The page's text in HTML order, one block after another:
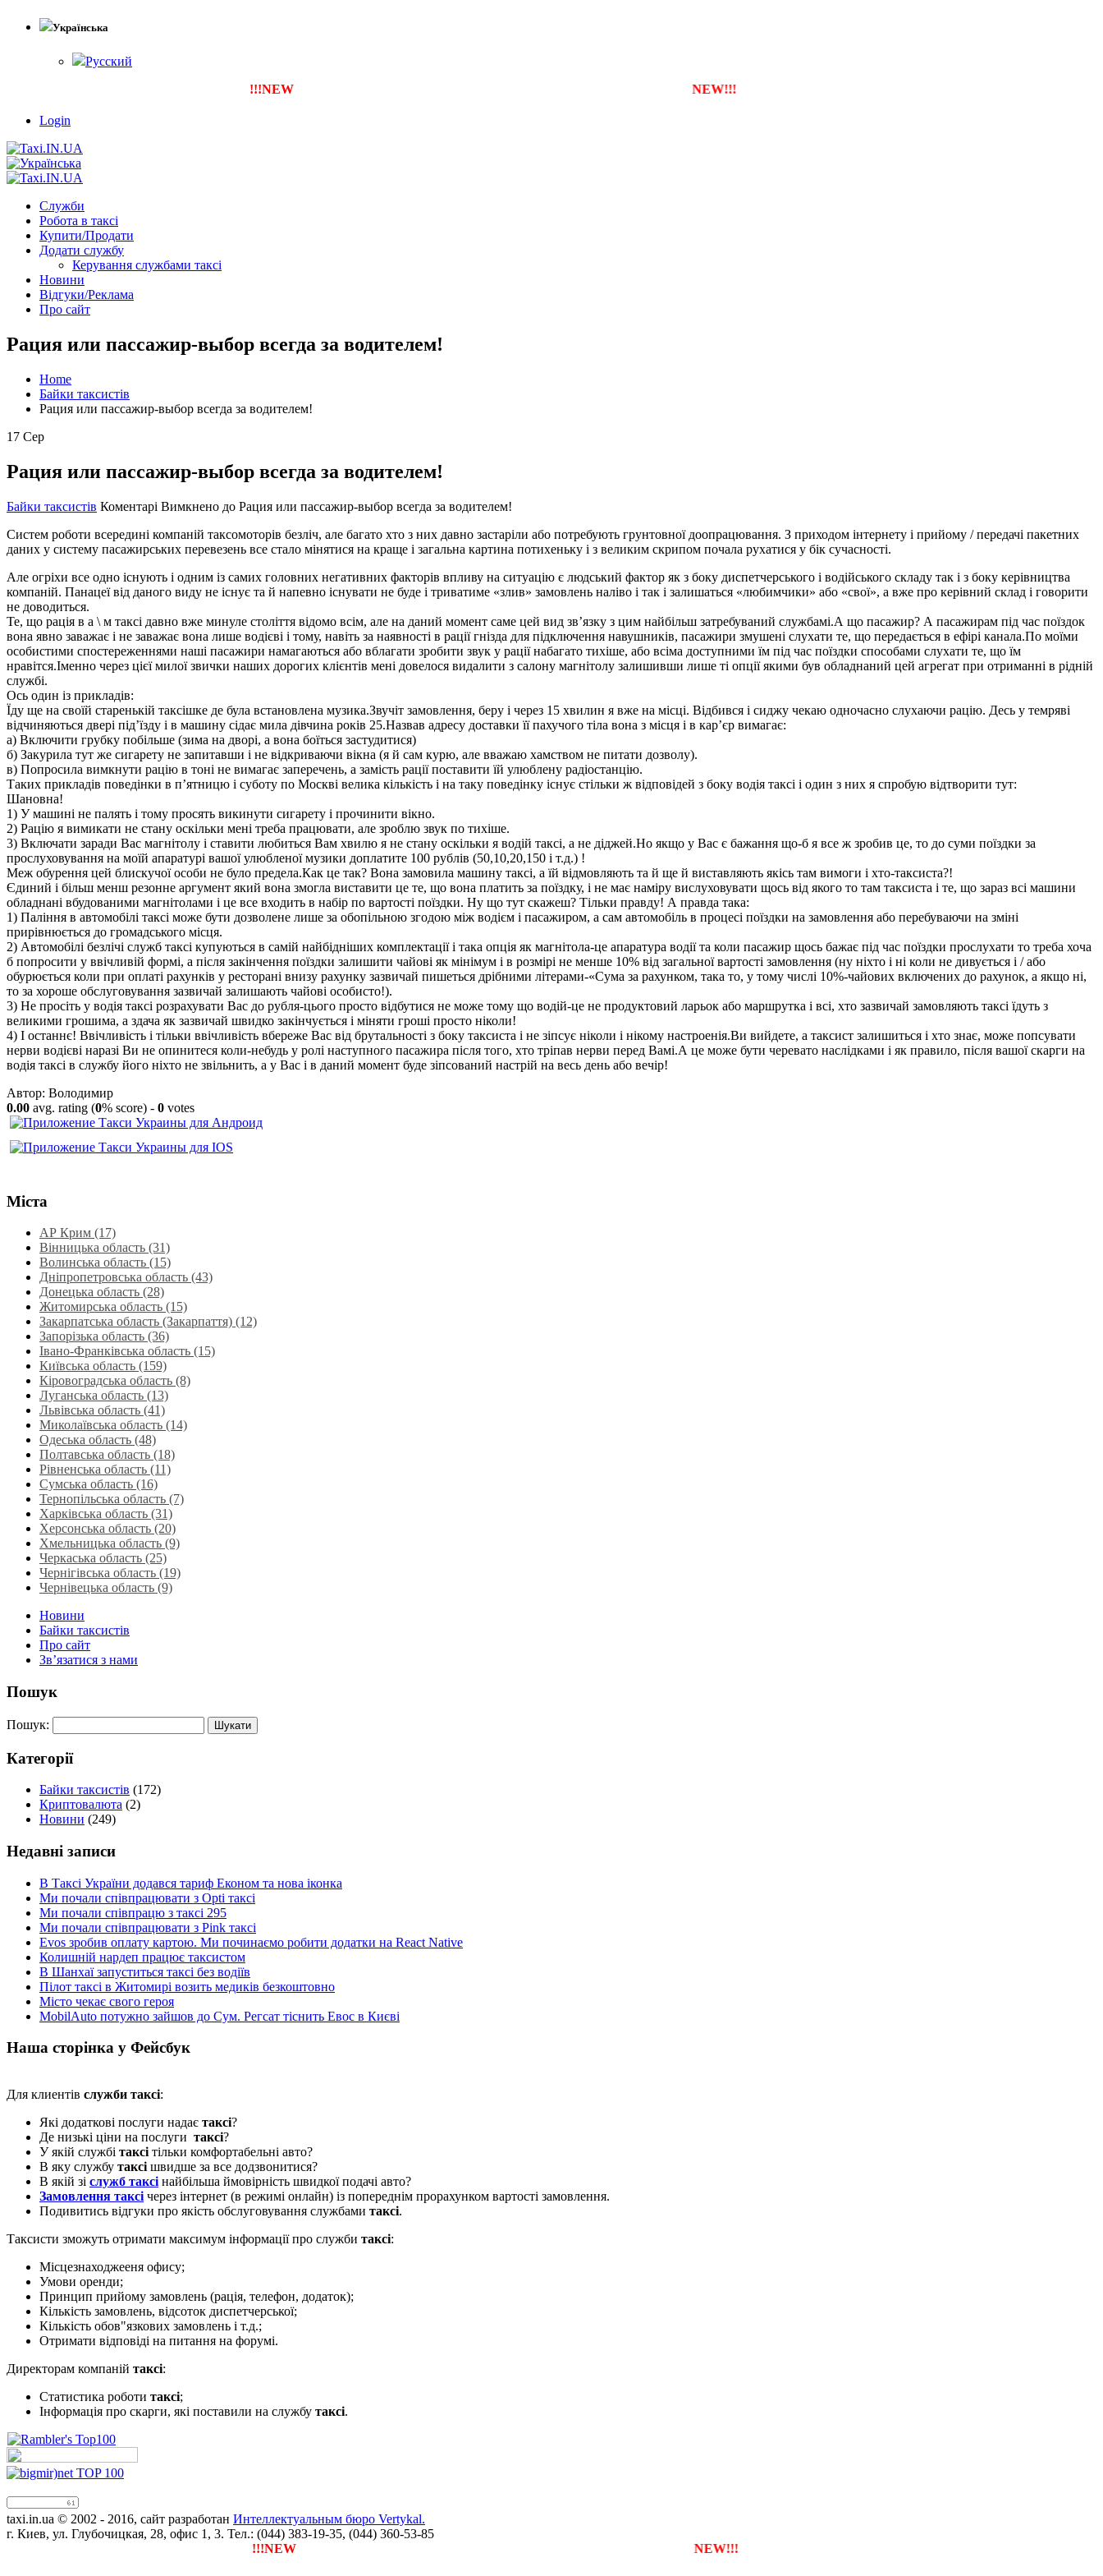
Українська
Русский
!!!NEW Тепер ти можеш зареєструвати власну службу таксі з будь-якого міста NEW!!!
Login
Служби
Робота в таксі
Купити/Продати
Додати службу
Керування службами таксі
Новини
Відгуки/Реклама
Про сайт
Рация или пассажир-выбор всегда за водителем!
Home
Байки таксистів
Рация или пассажир-выбор всегда за водителем!
17 Сер
Рация или пассажир-выбор всегда за водителем!
Байки таксистів Коментарі Вимкнено до Рация или пассажир-выбор всегда за водителем!
Систем роботи всередині компаній таксомоторів безліч, але багато хто з них давно застаріли або потребують грунтовної доопрацювання. З приходом інтернету і прийому / передачі пакетних
даних у систему пасажирських перевезень все стало мінятися на краще і загальна картина потихеньку і з великим скрипом почала рухатися у бік сучасності.
Але огріхи все одно існують і одним із самих головних негативних факторів впливу на ситуацію є людський фактор як з боку диспетчерського і водійського складу так і з боку керівництва
компаній. Панацеї від даного виду не існує та й напевно існувати не буде і триватиме «злив» замовлень наліво і так і залишаться «любимчики» або «свої», а вже про керівний склад і говорити
не доводиться.
Те, що рація в а \ м таксі давно вже минуле століття відомо всім, але на даний момент саме цей вид зв’язку з цим найбільш затребуваний службамі.А що пасажир? А пасажирам під час поїздок
вона явно заважає і не заважає вона лише водієві і тому, навіть за наявності в рації гнізда для підключення навушників, пасажири змушені слухати те, що передається в ефірі канала.По моїми
особистими спостереженнями наші пасажири намагаються або вблагати зробити звук у рації набагато тихіше, або всіма доступними їм під час поїздки способами слухати те, що їм
нравітся.Іменно через цієї милої звички наших дорогих клієнтів мені довелося видалити з салону магнітолу залишивши лише ті опції якими був обладнаний цей агрегат при отриманні в рідній
службі.
Ось один із прикладів:
Їду ще на своїй старенькій таксішке де була встановлена музика.Звучіт замовлення, беру і через 15 хвилин я вже на місці. Відбився і сиджу чекаю одночасно слухаючи рацію. Десь у темряві
відчиняються двері під’їзду і в машину сідає мила дівчина років 25.Назвав адресу доставки її пахучого тіла вона з місця і в кар’єр вимагає:
а) Включити грубку побільше (зима на дворі, а вона боїться застудитися)
б) Закурила тут же сигарету не запитавши і не відкриваючи вікна (я й сам курю, але вважаю хамством не питати дозволу).
в) Попросила вимкнути рацію в тоні не вимагає заперечень, а замість рації поставити їй улюблену радіостанцію.
Таких прикладів поведінки в п’ятницю і суботу по Москві велика кількість і на таку поведінку існує стільки ж відповідей з боку водія таксі і один з них я спробую відтворити тут:
Шановна!
1) У машині не палять і тому просять викинути сигарету і прочинити вікно.
2) Рацію я вимикати не стану оскільки мені треба працювати, але зроблю звук по тихіше.
3) Включати заради Вас магнітолу і ставити любиться Вам хвилю я не стану оскільки я водій таксі, а не діджей.Но якщо у Вас є бажання що-б я все ж зробив це, то до суми поїздки за
прослуховування на моїй апаратурі вашої улюбленої музики доплатите 100 рублів (50,10,20,150 і т.д.) !
Меж обурення цей блискучої особи не було предела.Как це так? Вона замовила машину таксі, а їй відмовляють та й ще й виставляють якісь там вимоги і хто-таксиста?!
Єдиний і більш менш резонне аргумент який вона змогла виставити це те, що вона платить за поїздку, і не має наміру вислуховувати щось від якого то там таксиста і те, що зараз всі машини
обладнані вбудованими магнітолами і це все входить в набір по вартості поїздки. Ну що тут скажеш? Тільки правду! А правда така:
1) Паління в автомобілі таксі може бути дозволене лише за обопільною згодою між водієм і пасажиром, а сам автомобіль в процесі поїздки на замовлення або перебуваючи на зміні
прирівнюється до громадського місця.
2) Автомобілі безлічі служб таксі купуються в самій найбідніших комплектації і така опція як магнітола-це апаратура водії та коли пасажир щось бажає під час поїздки прослухати то треба хоча
б попросити у ввічливій формі, а після закінчення поїздки залишити чайові як мінімум і в розмірі не менше 10% від загальної вартості замовлення (ну ніхто і ні коли не дивується і / або
обурюється коли при оплаті рахунків у ресторані внизу рахунку зазвичай пишеться дрібними літерами-«Сума за рахунком, така то, у тому числі 10%-чайових включених до рахунок, а якщо ні,
то за хороше обслуговування зазвичай залишають чайові особисто!).
3) Не просіть у водія таксі розрахувати Вас до рубля-цього просто відбутися не може тому що водій-це не продуктовий ларьок або маршрутка і всі, хто зазвичай замовляють таксі їдуть з
великими грошима, а здача як зазвичай швидко закінчується і міняти гроші просто ніколи!
4) І останнє! Ввічливість і тільки ввічливість вбереже Вас від брутальності з боку таксиста і не зіпсує ніколи і нікому настроенія.Ви вийдете, а таксист залишиться і хто знає, може попсувати
нерви водієві наразі Ви не опинитеся коли-небудь у ролі наступного пасажира після того, хто тріпав нерви перед Вамі.А це може бути черевато наслідками і як правило, після вашої скарги на
водія таксі в службу його ніхто не звільнить, а у Вас і в даний момент буде зіпсований настрій на весь день або вечір!
Автор: Володимир
0.00 avg. rating (0% score) - 0 votes
Міста
АР Крим (17)
Вінницька область (31)
Волинська область‎ (15)
Дніпропетровська область‎ (43)
Донецька область (28)
Житомирська область (15)
Закарпатська область (Закарпаття) (12)
Запорізька область (36)
Івано-Франківська область (15)
Київська область (159)
Кіровоградська область (8)
Луганська область‎ (13)
Львівська область‎ (41)
Миколаївська область‎ (14)
Одеська область‎ (48)
Полтавська область (18)
Рівненська область‎ (11)
Сумська область‎ (16)
Тернопільська область‎ (7)
Харківська область‎ (31)
Херсонська область‎ (20)
Хмельницька область‎ (9)
Черкаська область‎ (25)
Чернігівська область (19)
Чернівецька область (9)
Новини
Байки таксистів
Про сайт
Зв’язатися з нами
Пошук
Пошук:
Категорії
Байки таксистів (172)
Криптовалюта (2)
Новини (249)
Недавні записи
В Таксі України додався тариф Економ та нова іконка
Ми почали співпрацювати з Opti таксі
Ми почали співпрацю з таксі 295
Ми почали співпрацювати з Pink таксі
Evos зробив оплату картою. Ми починаємо робити додатки на React Native
Колишній нардеп працює таксистом
В Шанхаї запуститься таксі без водіїв
Пілот таксі в Житомирі возить медиків безкоштовно
Місто чекає свого героя
MobilAuto потужно зайшов до Сум. Регсат тіснить Евос в Києві
Наша сторінка у Фейсбук
Для клиентів служби таксі:
Які додаткові послуги надає таксі?
Де низькі ціни на послуги таксі?
У якій службі таксі тільки комфортабельні авто?
В яку службу таксі швидше за все додзвонитися?
В якій зі служб таксі найбільша ймовірність швидкої подачі авто?
Замовлення таксі через інтернет (в режимі онлайн) із попереднім прорахунком вартості замовлення.
Подивитись відгуки про якість обслуговування службами таксі.
Таксисти зможуть отримати максимум інформації про служби таксі:
Місцезнаходжееня офису;
Умови оренди;
Принцип прийому замовлень (рація, телефон, додаток);
Кількість замовлень, відсоток диспетчерської;
Кількість обов"язкових замовлень і т.д.;
Отримати відповіді на питання на форумі.
Директорам компаній таксі:
Статистика роботи таксі;
Інформація про скарги, які поставили на службу таксі.
taxi.in.ua © 2002 - 2016, сайт разработан Интеллектуальным бюро Vertykal.
г. Киев, ул. Глубочицкая, 28, офис 1, 3. Тел.: (044) 383-19-35, (044) 360-53-85
!!!NEW Тепер ти можеш зареєструвати власну службу таксі з будь-якого міста NEW!!!